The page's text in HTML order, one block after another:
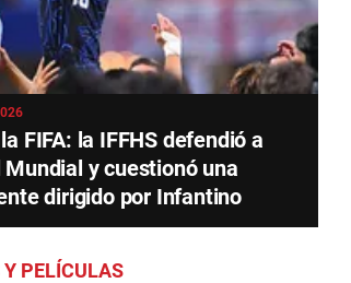
FIFA: la IFFHS defendió a
y cuestionó una
dirigido por Infantino
Y PELÍCULAS